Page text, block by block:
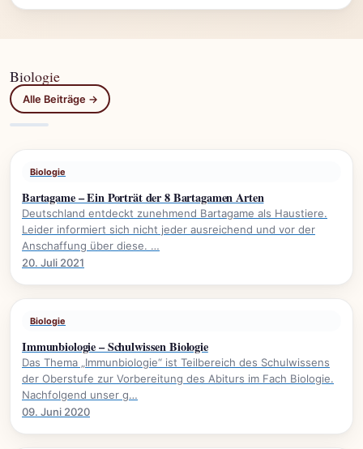
Biologie
Alle Beiträge →
Biologie
Bartagame – Ein Porträt der 8 Bartagamen Arten
Deutschland entdeckt zunehmend Bartagame als Haustiere.
Leider informiert sich nicht jeder ausreichend und vor der
Anschaffung über diese. …
20. Juli 2021
Biologie
Immunbiologie – Schulwissen Biologie
Das Thema „Immunbiologie“ ist Teilbereich des Schulwissens
der Oberstufe zur Vorbereitung des Abiturs im Fach Biologie.
Nachfolgend unser g…
09. Juni 2020